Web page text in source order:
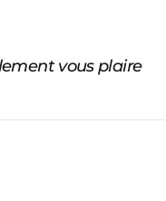
vous plaire